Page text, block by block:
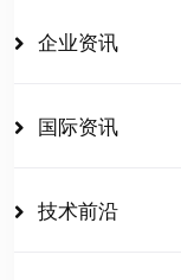
企业资讯
国际资讯
技术前沿